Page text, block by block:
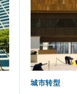
城市转型